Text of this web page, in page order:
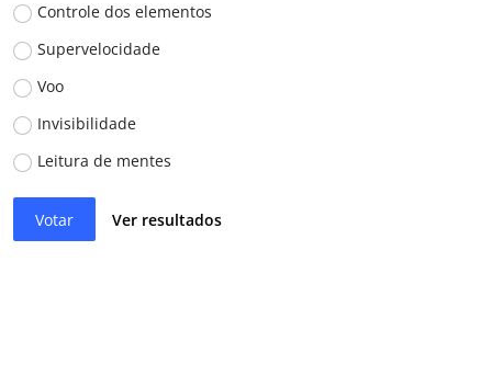
Controle dos elementos
Supervelocidade
Voo
Invisibilidade
Leitura de mentes
Votar Ver resultados